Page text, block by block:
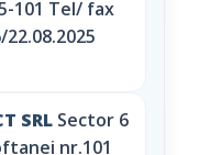
101 Tel/ fax
SRL Sector 6
nr.101